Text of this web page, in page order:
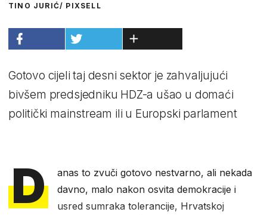
TINO JURIĆ/ PIXSELL
Gotovo cijeli taj desni sektor je zahvaljujući
bivšem predsjedniku HDZ-a ušao u domaći
politički mainstream ili u Europski parlament
D
anas to zvuči gotovo nestvarno, ali nekada
davno, malo nakon osvita demokracije i
usred sumraka tolerancije, Hrvatskoj